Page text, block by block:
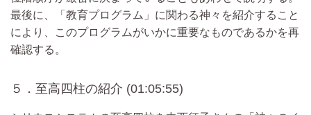
最後に、「教育プログラム」に関わる神々を紹介すること
により、このプログラムがいかに重要なものであるかを再
確認する。
５．至高四柱の紹介 (01:05:55)